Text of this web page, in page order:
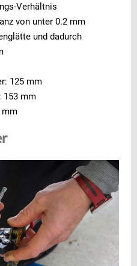
Verhältnis
von unter 0.2 mm
und dadurch
125 mm
153 mm
mm